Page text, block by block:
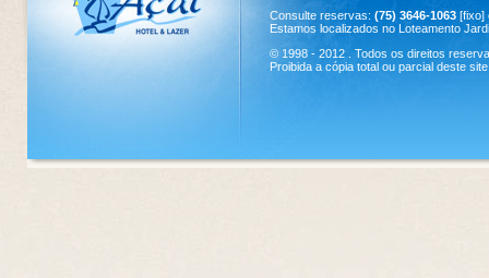
Consulte reservas: (75) 3646-1063 [fixo]
Estamos localizados no Loteamento
© 1998 - 2012 . Todos os direitos
Proibida a cópia total ou parcial deste